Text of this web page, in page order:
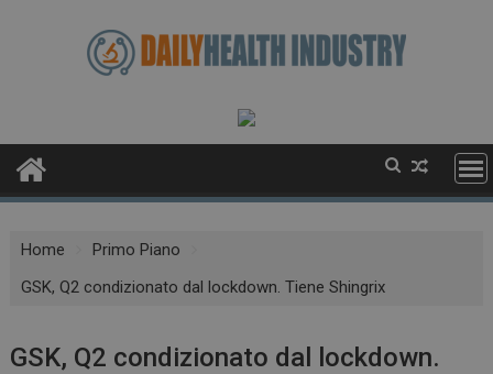
Home
Primo Piano
GSK, Q2 condizionato dal lockdown. Tiene Shingrix
GSK, Q2 condizionato dal lockdown.